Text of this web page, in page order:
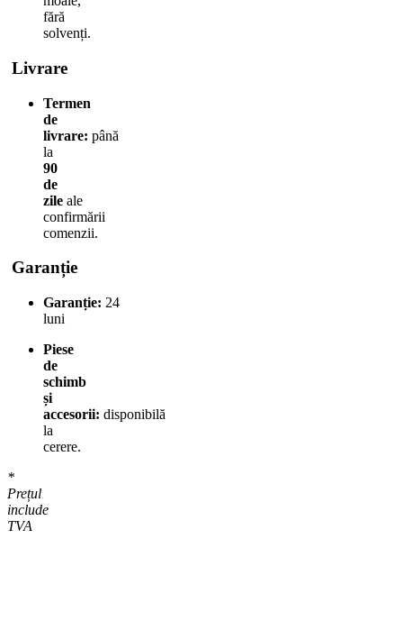
fără
solvenți.
Livrare
Termen
de
livrare: până
la
90
de
zile ale
confirmării
comenzii.
Garanție
Garanție: 24
luni
Piese
de
schimb
și
accesorii: disponibilă
la
cerere.
*
Prețul
include
TVA